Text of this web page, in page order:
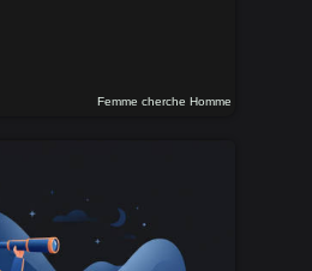
Femme cherche Homme